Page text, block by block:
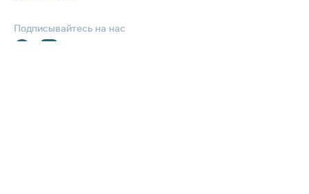
Подписывайтесь на нас